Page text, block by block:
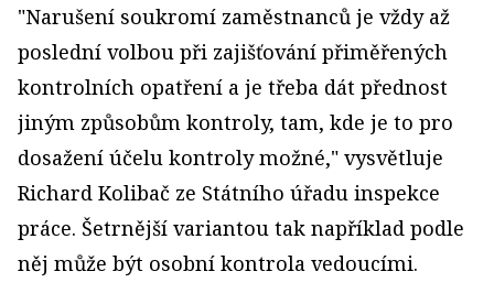
"Narušení soukromí zaměstnanců je vždy až
poslední volbou při zajišťování přiměřených
kontrolních opatření a je třeba dát přednost
jiným způsobům kontroly, tam, kde je to pro
dosažení účelu kontroly možné," vysvětluje
Richard Kolibač ze Státního úřadu inspekce
práce. Šetrnější variantou tak například podle
něj může být osobní kontrola vedoucími.